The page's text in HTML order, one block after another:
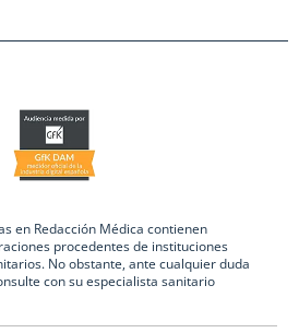
en Redacción Médica contienen
procedentes de instituciones
No obstante, ante cualquier duda
con su especialista sanitario